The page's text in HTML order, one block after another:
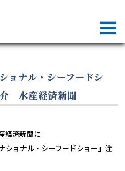
ョナル・シーフードシ
介 水産経済新聞
経済新聞に
ショナル・シーフードショー」注